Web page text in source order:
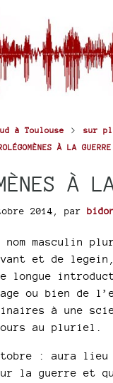
à Toulouse > sur
À LA GUERRE
À
2014, par
: nom masculin
et de
longue
ou bien de
à une
au pluriel.
: aura lieu
la guerre et